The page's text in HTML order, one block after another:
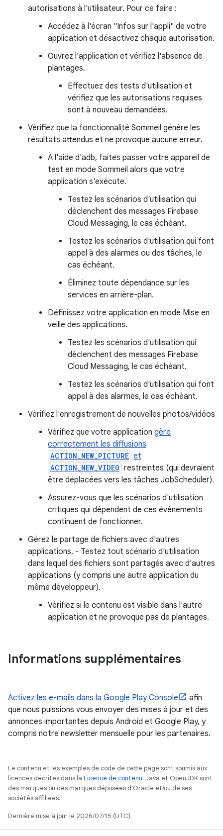
autorisations à l'utilisateur. Pour ce faire :
Accédez à l'écran "Infos sur l'appli" de votre
application et désactivez chaque autorisation.
Ouvrez l'application et vérifiez l'absence de
plantages.
Effectuez des tests d'utilisation et
vérifiez que les autorisations requises
sont à nouveau demandées.
Vérifiez que la fonctionnalité Sommeil génère les
résultats attendus et ne provoque aucune erreur.
À l'aide d'adb, faites passer votre appareil de
test en mode Sommeil alors que votre
application s'exécute.
Testez les scénarios d'utilisation qui
déclenchent des messages Firebase
Cloud Messaging, le cas échéant.
Testez les scénarios d'utilisation qui font
appel à des alarmes ou des tâches, le
cas échéant.
Éliminez toute dépendance sur les
services en arrière-plan.
Définissez votre application en mode Mise en
veille des applications.
Testez les scénarios d'utilisation qui
déclenchent des messages Firebase
Cloud Messaging, le cas échéant.
Testez les scénarios d'utilisation qui font
appel à des alarmes, le cas échéant.
Vérifiez l'enregistrement de nouvelles photos/vidéos
Vérifiez que votre application gère
correctement les diffusions
ACTION_NEW_PICTURE et
ACTION_NEW_VIDEO restreintes (qui devraient
être déplacées vers les tâches JobScheduler).
Assurez-vous que les scénarios d'utilisation
critiques qui dépendent de ces événements
continuent de fonctionner.
Gérez le partage de fichiers avec d'autres
applications. - Testez tout scénario d'utilisation
dans lequel des fichiers sont partagés avec d'autres
applications (y compris une autre application du
même développeur).
Vérifiez si le contenu est visible dans l'autre
application et ne provoque pas de plantages.
Informations supplémentaires
Activez les e-mails dans la Google Play Console
afin
que nous puissions vous envoyer des mises à jour et des
annonces importantes depuis Android et Google Play, y
compris notre newsletter mensuelle pour les partenaires.
Le contenu et les exemples de code de cette page sont soumis aux
licences décrites dans la Licence de contenu. Java et OpenJDK sont
des marques ou des marques déposées d'Oracle et/ou de ses
sociétés affiliées.
Dernière mise à jour le 2026/07/15 (UTC).